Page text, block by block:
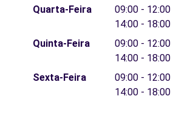
Quarta-Feira
09:00 - 12:00
14:00 - 18:00
Quinta-Feira
09:00 - 12:00
14:00 - 18:00
Sexta-Feira
09:00 - 12:00
14:00 - 18:00